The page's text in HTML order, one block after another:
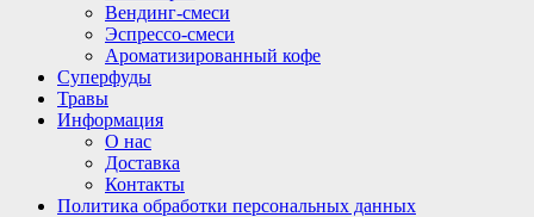
Вендинг-смеси
Эспрессо-смеси
Ароматизированный кофе
Суперфуды
Травы
Информация
О нас
Доставка
Контакты
Политика обработки персональных данных